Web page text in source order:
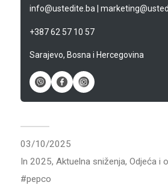
info@ustedite.ba|
+387 62 57 10 57
Sarajevo, Bosna i Hercegovina
03/10/2025
In 2025, Aktuelna sniženja, Odjeća i
pepco